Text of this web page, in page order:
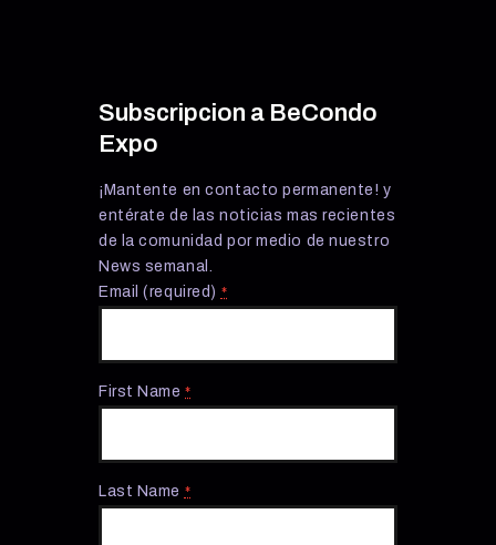
Subscripcion a BeCondo
Expo
¡Mantente en contacto permanente! y
entérate de las noticias mas recientes
de la comunidad por medio de nuestro
News semanal.
Email (required) *
First Name*
Last Name *